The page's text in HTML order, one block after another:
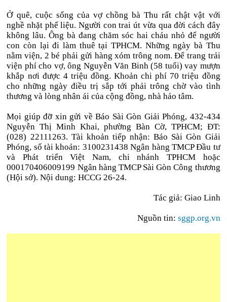
Ở quê, cuộc sống của vợ chồng bà Thu rất chật vật với
nghề nhặt phế liệu. Người con trai út vừa qua đời cách đây
không lâu. Ông bà đang chăm sóc hai cháu nhỏ để người
con còn lại đi làm thuê tại TPHCM. Những ngày bà Thu
nằm viện, 2 bé phải gửi hàng xóm trông nom. Để trang trải
viện phí cho vợ, ông Nguyễn Văn Binh (58 tuổi) vay mượn
khắp nơi được 4 triệu đồng. Khoản chi phí 70 triệu đồng
cho những ngày điều trị sắp tới phải trông chờ vào tình
thương và lòng nhân ái của cộng đồng, nhà hảo tâm.
Mọi giúp đỡ xin gửi về Báo Sài Gòn Giải Phóng, 432-434
Nguyễn Thị Minh Khai, phường Bàn Cờ, TPHCM; ĐT:
(028) 22111263. Tài khoản tiếp nhận: Báo Sài Gòn Giải
Phóng, số tài khoản: 3100231438 Ngân hàng TMCP Đầu tư
và Phát triển Việt Nam, chi nhánh TPHCM hoặc
000170406009199 Ngân hàng TMCP Sài Gòn Công thương
(Hội sở). Nội dung: HCCG 26-24.
Tác giả: Giao Linh
Nguồn tin: sggp.org.vn